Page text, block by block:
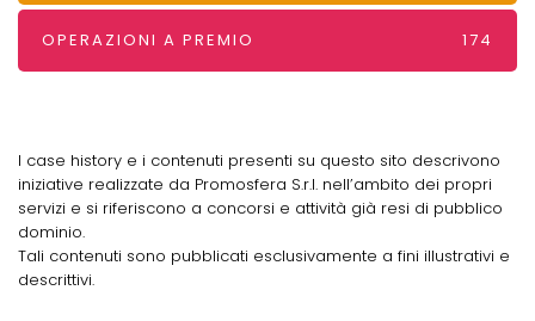
OPERAZIONI A PREMIO 174
I case history e i contenuti presenti su questo sito descrivono
iniziative realizzate da Promosfera S.r.l. nell’ambito dei propri
servizi e si riferiscono a concorsi e attività già resi di pubblico
dominio.
Tali contenuti sono pubblicati esclusivamente a fini illustrativi e
descrittivi.